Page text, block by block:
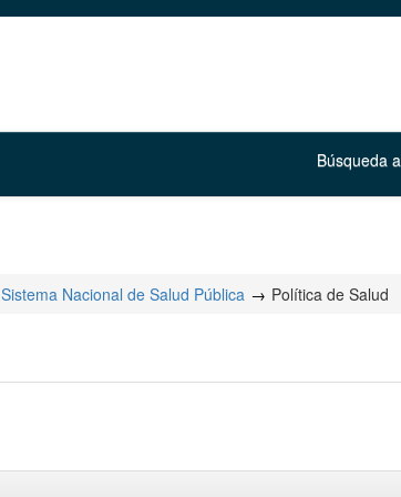
Búsqueda
Sistema Nacional de Salud Pública Política de Salud